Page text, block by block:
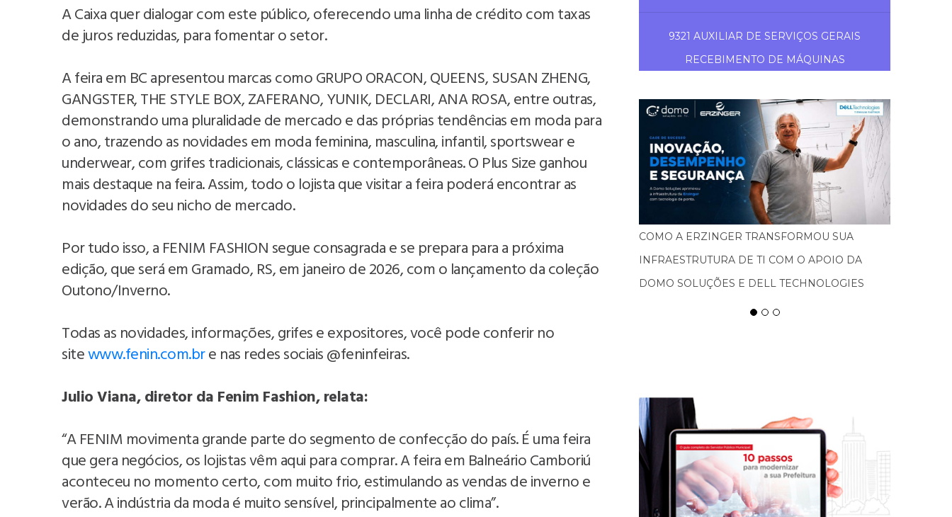
A Caixa quer dialogar com este público, oferecendo uma linha de crédito com taxas
de juros reduzidas, para fomentar o setor.
A feira em BC apresentou marcas como GRUPO ORACON, QUEENS, SUSAN ZHENG,
GANGSTER, THE STYLE BOX, ZAFERANO, YUNIK, DECLARI, ANA ROSA, entre outras,
demonstrando uma pluralidade de mercado e das próprias tendências em moda para
o ano, trazendo as novidades em moda feminina, masculina, infantil, sportswear e
underwear, com grifes tradicionais, clássicas e contemporâneas. O Plus Size ganhou
mais destaque na feira. Assim, todo o lojista que visitar a feira poderá encontrar as
novidades do seu nicho de mercado.
Por tudo isso, a FENIM FASHION segue consagrada e se prepara para a próxima
edição, que será em Gramado, RS, em janeiro de 2026, com o lançamento da coleção
Outono/Inverno.
Todas as novidades, informações, grifes e expositores, você pode conferir no
sitewww.fenin.com.bre nas redes sociais @feninfeiras.
Julio Viana, diretor da Fenim Fashion, relata:
“A FENIM movimenta grande parte do segmento de confecção do país. É uma feira
que gera negócios, os lojistas vêm aqui para comprar. A feira em Balneário Camboriú
aconteceu no momento certo, com muito frio, estimulando as vendas de inverno e
verão. A indústria da moda é muito sensível, principalmente ao clima”.
9321 AUXILIAR DE SERVIÇOS GERAIS
RECEBIMENTO DE MÁQUINAS
FEBRATEX AMPLIA ALCANCE NACIONAL, ATRAI